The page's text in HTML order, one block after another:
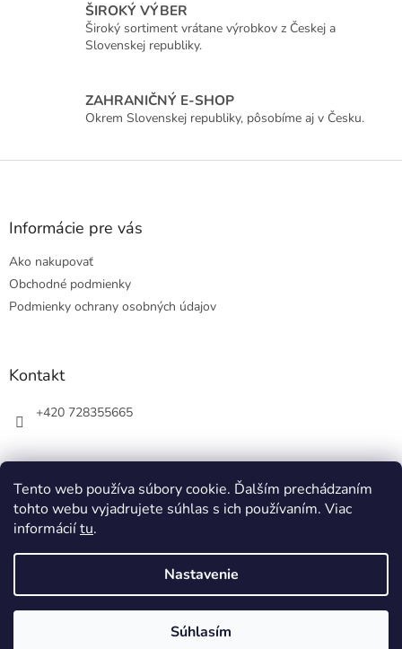
Tento web používa súbory cookie. Ďalším prechádzaním
tohto webu vyjadrujete súhlas s ich používaním. Viac
informáciítu.
Nastavenie
Súhlasím
ŠIROKÝ VÝBER
Široký sortiment vrátane výrobkov z Českej a
Slovenskej republiky.
ZAHRANIČNÝ E-SHOP
Okrem Slovenskej republiky, pôsobíme aj v Česku.
Z
Informácie pre vás
Ako nakupovať
Obchodné podmienky
Podmienky ochrany osobných údajov
Kontakt
+420 728355665
Vytvoril Shoptet
Ziner. Všetky práva vyhradené.